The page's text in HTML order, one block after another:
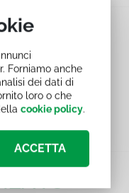
-
negli
di 6 ore.
Forniamo anche
dei dati di
loro o che
cookie policy.
ACCETTA